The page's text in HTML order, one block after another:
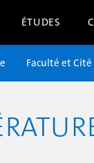
ÉTUDES
Faculté et Cité